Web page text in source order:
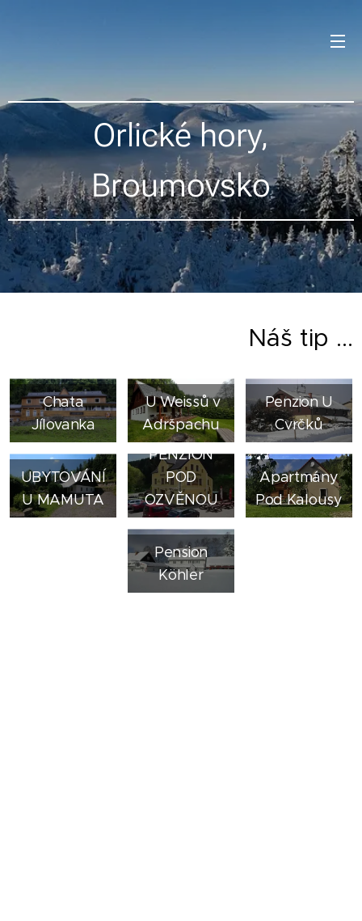
Orlické hory,
Broumovsko
Náš tip ...
Chata
Jílovanka
U Weissů v
Adršpachu
Penzion U
Cvrčků
UBYTOVÁNÍ
U MAMUTA
PENZION
POD
OZVĚNOU
Apartmány
Pod Kalousy
Pension
Köhler